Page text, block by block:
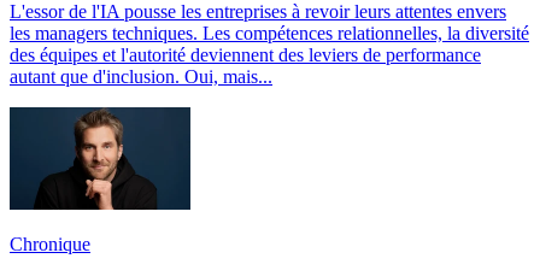
L'essor de l'IA pousse les entreprises à revoir leurs attentes envers
les managers techniques. Les compétences relationnelles, la diversité
des équipes et l'autorité deviennent des leviers de performance
autant que d'inclusion. Oui, mais...
Chronique